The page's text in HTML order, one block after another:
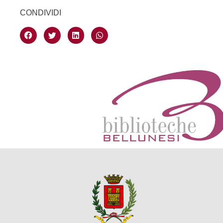
CONDIVIDI